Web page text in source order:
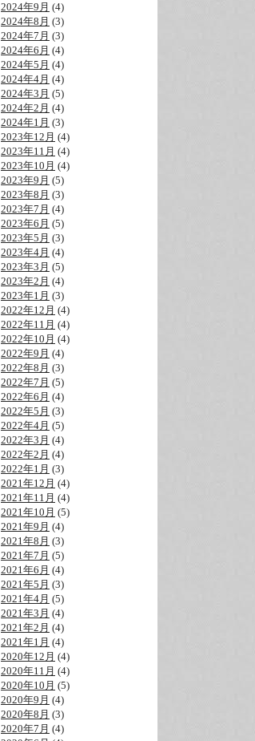
2024年9月 (4)
2024年8月 (3)
2024年7月 (3)
2024年6月 (4)
2024年5月 (4)
2024年4月 (4)
2024年3月 (5)
2024年2月 (4)
2024年1月 (3)
2023年12月 (4)
2023年11月 (4)
2023年10月 (4)
2023年9月 (5)
2023年8月 (3)
2023年7月 (4)
2023年6月 (5)
2023年5月 (3)
2023年4月 (4)
2023年3月 (5)
2023年2月 (4)
2023年1月 (3)
2022年12月 (4)
2022年11月 (4)
2022年10月 (4)
2022年9月 (4)
2022年8月 (3)
2022年7月 (5)
2022年6月 (4)
2022年5月 (3)
2022年4月 (5)
2022年3月 (4)
2022年2月 (4)
2022年1月 (3)
2021年12月 (4)
2021年11月 (4)
2021年10月 (5)
2021年9月 (4)
2021年8月 (3)
2021年7月 (5)
2021年6月 (4)
2021年5月 (3)
2021年4月 (5)
2021年3月 (4)
2021年2月 (4)
2021年1月 (4)
2020年12月 (4)
2020年11月 (4)
2020年10月 (5)
2020年9月 (4)
2020年8月 (3)
2020年7月 (4)